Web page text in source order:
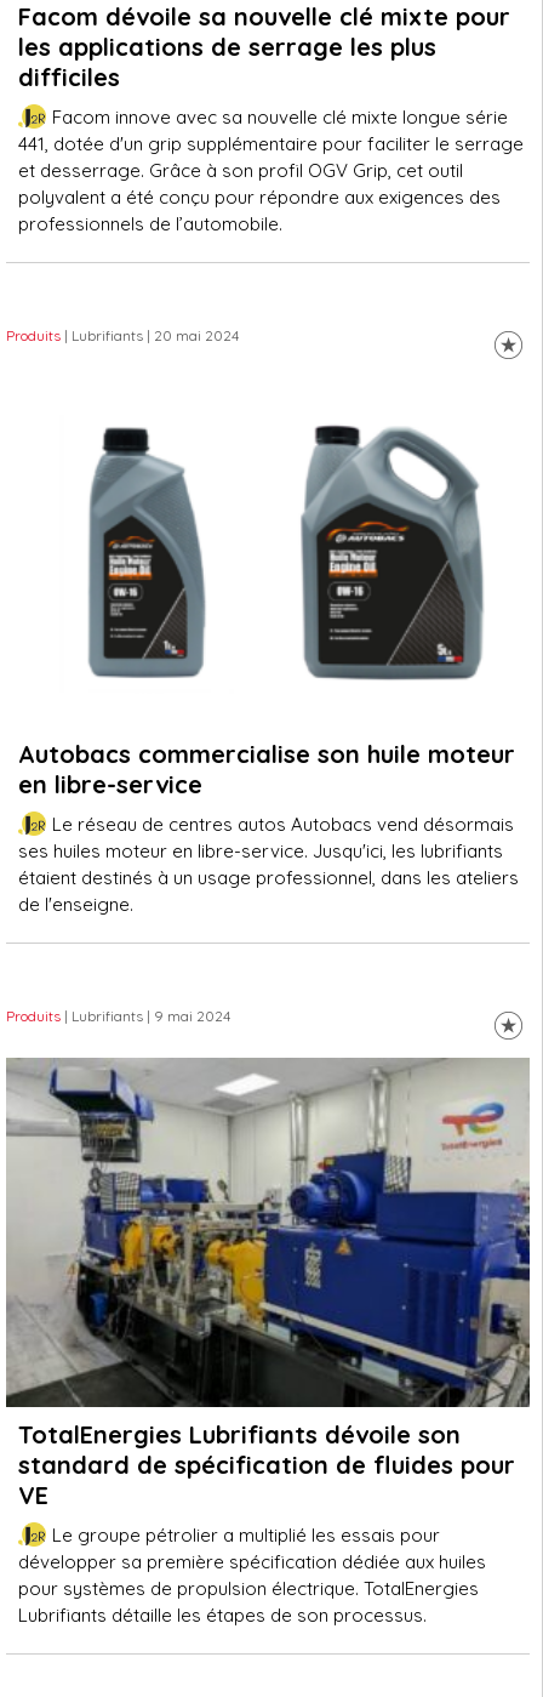
Facom dévoile sa nouvelle clé mixte pour
les applications de serrage les plus
difficiles
Facom innove avec sa nouvelle clé mixte longue série
441, dotée d'un grip supplémentaire pour faciliter le serrage
et desserrage. Grâce à son profil OGV Grip, cet outil
polyvalent a été conçu pour répondre aux exigences des
professionnels de l’automobile.
Produits | Lubrifiants | 20 mai 2024
Autobacs commercialise son huile moteur
en libre-service
Le réseau de centres autos Autobacs vend désormais
ses huiles moteur en libre-service. Jusqu'ici, les lubrifiants
étaient destinés à un usage professionnel, dans les ateliers
de l'enseigne.
Produits | Lubrifiants | 9 mai 2024
TotalEnergies Lubrifiants dévoile son
standard de spécification de fluides pour
VE
Le groupe pétrolier a multiplié les essais pour
développer sa première spécification dédiée aux huiles
pour systèmes de propulsion électrique. TotalEnergies
Lubrifiants détaille les étapes de son processus.